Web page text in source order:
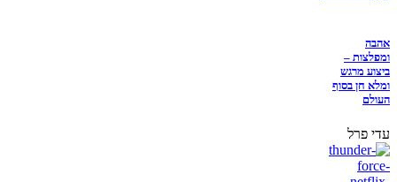
אהבה
ומפלצות –
ביצוע מרגש
ומלא חן בסוף
העולם
עדי פרל